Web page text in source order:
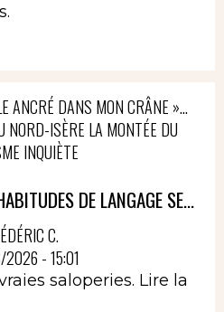
ANCRÉ DANS MON CRÂNE »…
NORD-ISÈRE LA MONTÉE DU
INQUIÈTE
DE LANGAGE SE...
C.
- 15:01
saloperies. Lire la